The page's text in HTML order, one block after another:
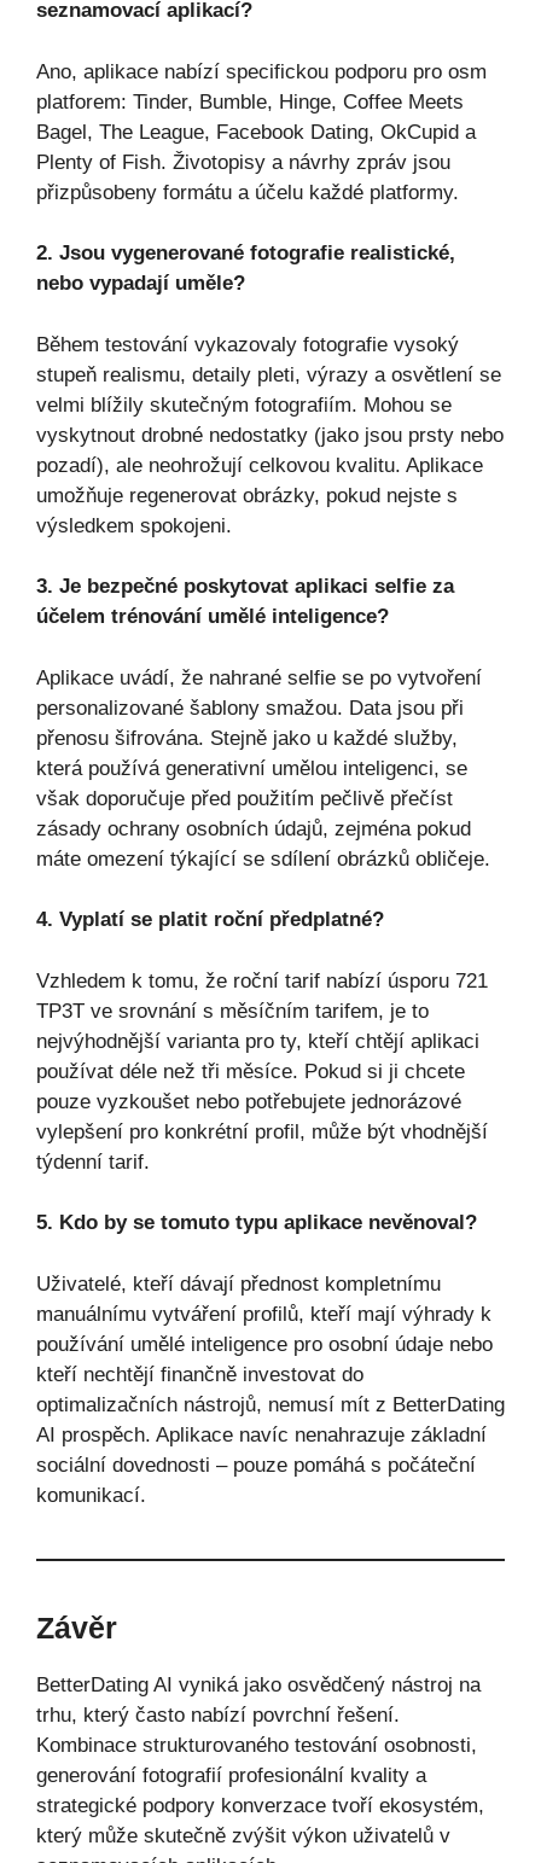
seznamovací aplikací?
Ano, aplikace nabízí specifickou podporu pro osm
platforem: Tinder, Bumble, Hinge, Coffee Meets
Bagel, The League, Facebook Dating, OkCupid a
Plenty of Fish. Životopisy a návrhy zpráv jsou
přizpůsobeny formátu a účelu každé platformy.
2. Jsou vygenerované fotografie realistické,
nebo vypadají uměle?
Během testování vykazovaly fotografie vysoký
stupeň realismu, detaily pleti, výrazy a osvětlení se
velmi blížily skutečným fotografiím. Mohou se
vyskytnout drobné nedostatky (jako jsou prsty nebo
pozadí), ale neohrožují celkovou kvalitu. Aplikace
umožňuje regenerovat obrázky, pokud nejste s
výsledkem spokojeni.
3. Je bezpečné poskytovat aplikaci selfie za
účelem trénování umělé inteligence?
Aplikace uvádí, že nahrané selfie se po vytvoření
personalizované šablony smažou. Data jsou při
přenosu šifrována. Stejně jako u každé služby,
která používá generativní umělou inteligenci, se
však doporučuje před použitím pečlivě přečíst
zásady ochrany osobních údajů, zejména pokud
máte omezení týkající se sdílení obrázků obličeje.
4. Vyplatí se platit roční předplatné?
Vzhledem k tomu, že roční tarif nabízí úsporu 721
TP3T ve srovnání s měsíčním tarifem, je to
nejvýhodnější varianta pro ty, kteří chtějí aplikaci
používat déle než tři měsíce. Pokud si ji chcete
pouze vyzkoušet nebo potřebujete jednorázové
vylepšení pro konkrétní profil, může být vhodnější
týdenní tarif.
5. Kdo by se tomuto typu aplikace nevěnoval?
Uživatelé, kteří dávají přednost kompletnímu
manuálnímu vytváření profilů, kteří mají výhrady k
používání umělé inteligence pro osobní údaje nebo
kteří nechtějí finančně investovat do
optimalizačních nástrojů, nemusí mít z BetterDating
AI prospěch. Aplikace navíc nenahrazuje základní
sociální dovednosti – pouze pomáhá s počáteční
komunikací.
Závěr
BetterDating AI vyniká jako osvědčený nástroj na
trhu, který často nabízí povrchní řešení.
Kombinace strukturovaného testování osobnosti,
generování fotografií profesionální kvality a
strategické podpory konverzace tvoří ekosystém,
který může skutečně zvýšit výkon uživatelů v